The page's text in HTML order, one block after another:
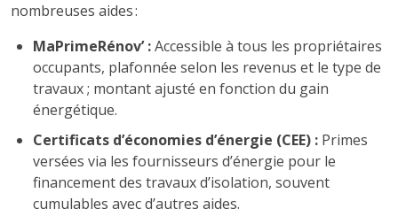
nombreuses aides :
MaPrimeRénov’ :Accessible à tous les propriétaires
occupants, plafonnée selon les revenus et le type de
travaux ; montant ajusté en fonction du gain
énergétique.
Certificats d’économies d’énergie (CEE) : Primes
versées via les fournisseurs d’énergie pour le
financement des travaux d’isolation, souvent
cumulables avec d’autres aides.